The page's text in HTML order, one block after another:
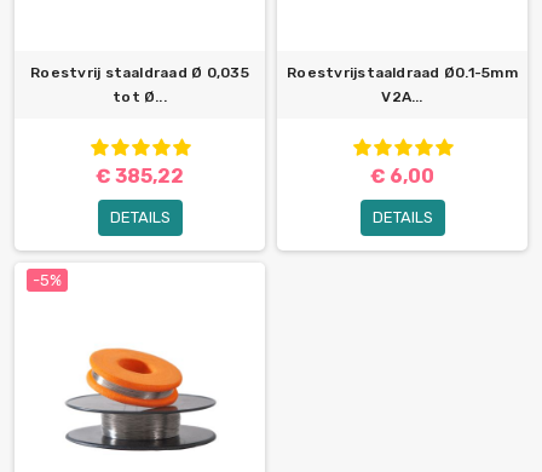
Roestvrij staaldraad Ø 0,035
tot Ø...
€ 385,22
DETAILS
Roestvrijstaaldraad Ø0.1-5mm
V2A...
€ 6,00
DETAILS
-5%